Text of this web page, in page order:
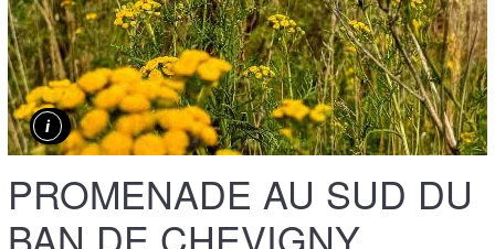
PROMENADE AU SUD DU
BAN DE CHEVIGNY